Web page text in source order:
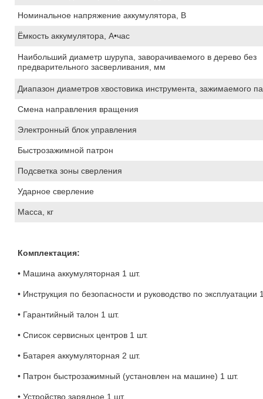
Номинальное напряжение аккумулятора, В
Ёмкость аккумулятора, А•час
Наибольший диаметр шурупа, заворачиваемого в дерево без
предварительного засверливания, мм
Диапазон диаметров хвостовика инструмента, зажимаемого
Смена направления вращения
Электронный блок управления
Быстрозажимной патрон
Подсветка зоны сверления
Ударное сверление
Масса, кг
Комплектация:
• Машина аккумуляторная 1 шт.
• Инструкция по безопасности и руководство по эксплуатации
• Гарантийный талон 1 шт.
• Список сервисных центров 1 шт.
• Батарея аккумуляторная 2 шт.
• Патрон быстрозажимный (установлен на машине) 1 шт.
• Устройство зарядное 1 шт.